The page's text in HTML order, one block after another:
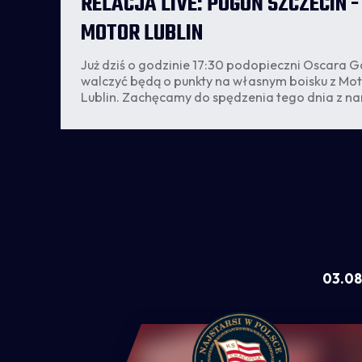
MOTOR LUBLIN
Już dziś o godzinie 17:30 podopieczni Oscara
walczyć będą o punkty na własnym boisku z
Lublin. Zachęcamy do spędzenia tego dnia z